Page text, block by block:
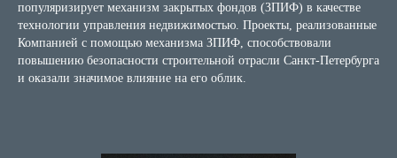
популяризирует механизм закрытых фондов (ЗПИФ) в качестве
технологии управления недвижимостью. Проекты, реализованные
Компанией с помощью механизма ЗПИФ, способствовали
повышению безопасности строительной отрасли Санкт-Петербурга
и оказали значимое влияние на его облик.